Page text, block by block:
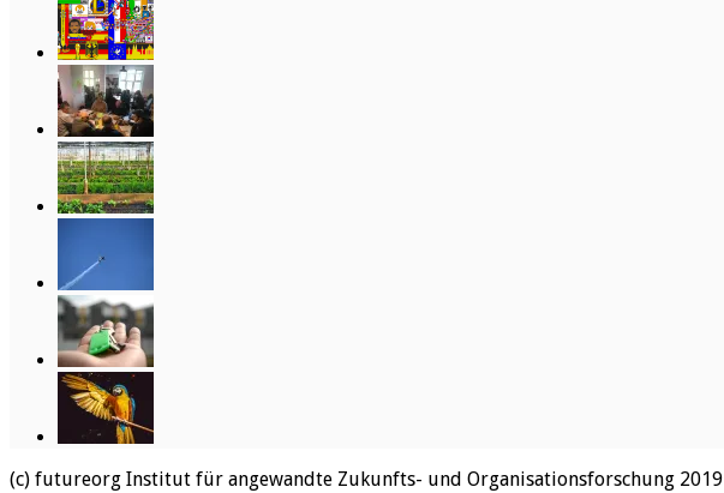
(c) futureorg Institut für angewandte Zukunfts- und Organisationsforschung 2019